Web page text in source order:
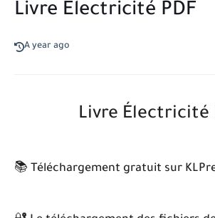
Livre Électricité PDF
A year ago
Livre Électricité
📚 Téléchargement gratuit sur